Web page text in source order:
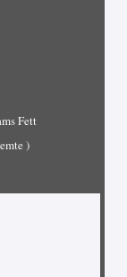
Fett
)